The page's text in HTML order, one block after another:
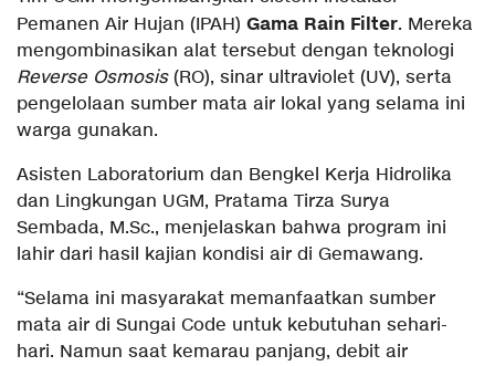
Pemanen Air Hujan (IPAH) Gama Rain Filter. Mereka
mengombinasikan alat tersebut dengan teknologi
Reverse Osmosis(RO), sinar ultraviolet (UV), serta
pengelolaan sumber mata air lokal yang selama ini
warga gunakan.
Asisten Laboratorium dan Bengkel Kerja Hidrolika
dan Lingkungan UGM, Pratama Tirza Surya
Sembada, M.Sc., menjelaskan bahwa program ini
lahir dari hasil kajian kondisi air di Gemawang.
“Selama ini masyarakat memanfaatkan sumber
mata air di Sungai Code untuk kebutuhan sehari-
hari. Namun saat kemarau panjang, debit air